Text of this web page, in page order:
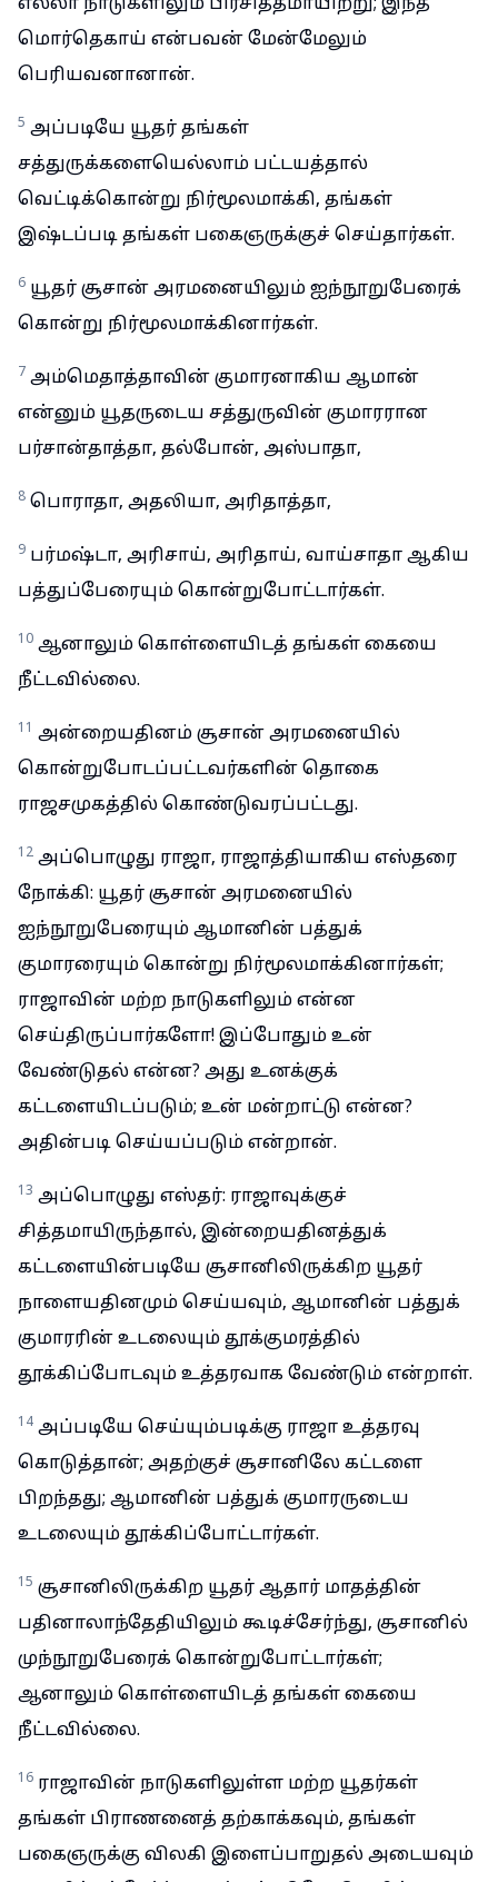
எல்லா நாடுகளிலும் பிரசித்தமாயிற்று; இந்த
மொர்தெகாய் என்பவன் மேன்மேலும்
பெரியவனானான்.
5 அப்படியே யூதர் தங்கள்
சத்துருக்களையெல்லாம் பட்டயத்தால்
வெட்டிக்கொன்று நிர்மூலமாக்கி, தங்கள்
இஷ்டப்படி தங்கள் பகைஞருக்குச் செய்தார்கள்.
6 யூதர் சூசான் அரமனையிலும் ஐந்நூறுபேரைக்
கொன்று நிர்மூலமாக்கினார்கள்.
7 அம்மெதாத்தாவின் குமாரனாகிய ஆமான்
என்னும் யூதருடைய சத்துருவின் குமாரரான
பர்சான்தாத்தா, தல்போன், அஸ்பாதா,
8 பொராதா, அதலியா, அரிதாத்தா,
9 பர்மஷ்டா, அரிசாய், அரிதாய், வாய்சாதா ஆகிய
பத்துப்பேரையும் கொன்றுபோட்டார்கள்.
10 ஆனாலும் கொள்ளையிடத் தங்கள் கையை
நீட்டவில்லை.
11 அன்றையதினம் சூசான் அரமனையில்
கொன்றுபோடப்பட்டவர்களின் தொகை
ராஜசமுகத்தில் கொண்டுவரப்பட்டது.
12 அப்பொழுது ராஜா, ராஜாத்தியாகிய எஸ்தரை
நோக்கி: யூதர் சூசான் அரமனையில்
ஐந்நூறுபேரையும் ஆமானின் பத்துக்
குமாரரையும் கொன்று நிர்மூலமாக்கினார்கள்;
ராஜாவின் மற்ற நாடுகளிலும் என்ன
செய்திருப்பார்களோ! இப்போதும் உன்
வேண்டுதல் என்ன? அது உனக்குக்
கட்டளையிடப்படும்; உன் மன்றாட்டு என்ன?
அதின்படி செய்யப்படும் என்றான்.
13 அப்பொழுது எஸ்தர்: ராஜாவுக்குச்
சித்தமாயிருந்தால், இன்றையதினத்துக்
கட்டளையின்படியே சூசானிலிருக்கிற யூதர்
நாளையதினமும் செய்யவும், ஆமானின் பத்துக்
குமாரரின் உடலையும் தூக்குமரத்தில்
தூக்கிப்போடவும் உத்தரவாக வேண்டும் என்றாள்.
14 அப்படியே செய்யும்படிக்கு ராஜா உத்தரவு
கொடுத்தான்; அதற்குச் சூசானிலே கட்டளை
பிறந்தது; ஆமானின் பத்துக் குமாரருடைய
உடலையும் தூக்கிப்போட்டார்கள்.
15 சூசானிலிருக்கிற யூதர் ஆதார் மாதத்தின்
பதினாலாந்தேதியிலும் கூடிச்சேர்ந்து, சூசானில்
முந்நூறுபேரைக் கொன்றுபோட்டார்கள்;
ஆனாலும் கொள்ளையிடத் தங்கள் கையை
நீட்டவில்லை.
16 ராஜாவின் நாடுகளிலுள்ள மற்ற யூதர்கள்
தங்கள் பிராணனைத் தற்காக்கவும், தங்கள்
பகைஞருக்கு விலகி இளைப்பாறுதல் அடையவும்